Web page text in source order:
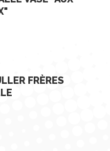
FRÈRES